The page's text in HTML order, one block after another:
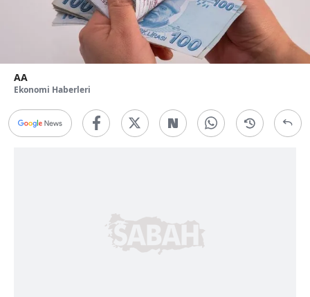
AA
Ekonomi Haberleri